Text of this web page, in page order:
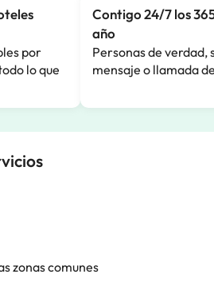
por
lo que
Contigo 24/7 los
año
Personas de verdad,
mensaje o llamada
zonas comunes